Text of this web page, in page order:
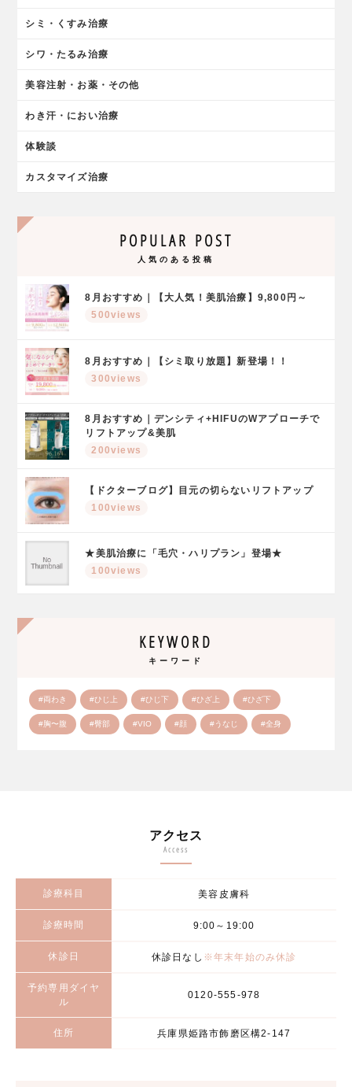
シミ・くすみ治療
シワ・たるみ治療
美容注射・お薬・その他
わき汗・におい治療
体験談
カスタマイズ治療
POPULAR POST
人気のある投稿
8月おすすめ｜【大人気！美肌治療】9,800円～
500views
8月おすすめ｜【シミ取り放題】新登場！！
300views
8月おすすめ｜デンシティ+HIFUのWアプローチで
リフトアップ&美肌
200views
【ドクターブログ】目元の切らないリフトアップ
100views
★美肌治療に「毛穴・ハリプラン」登場★
100views
KEYWORD
キーワード
#両わき #ひじ上 #ひじ下 #ひざ上 #ひざ下
#胸〜腹 #臀部 #VIO #顔 #うなじ #全身
アクセス
Access
診療科目 美容皮膚科
診療時間 9:00～19:00
休診日 休診日なし ※年末年始のみ休診
予約専用ダイヤ
ル
0120-555-978
住所 兵庫県姫路市飾磨区構2-147